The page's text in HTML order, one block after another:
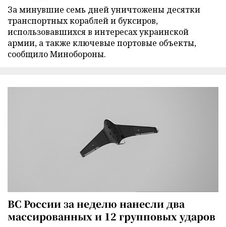
За минувшие семь дней уничтожены десятки
транспортных кораблей и буксиров,
использовавшихся в интересах украинской
армии, а также ключевые портовые объекты,
сообщило Минобороны.
ВС России за неделю нанесли два
массированных и 12 групповых ударов